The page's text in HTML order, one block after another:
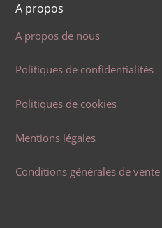
A propos
A propos de nous
Politiques de confidentialités
Politiques de cookies
Mentions légales
Conditions générales de vente